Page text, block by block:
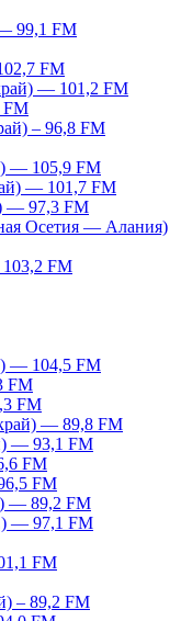
99,1 FM
FM
— 101,2 FM
FM
– 96,8 FM
— 105,9 FM
— 101,7 FM
— 97,3 FM
Осетия — Алания)
FM
— 104,5 FM
FM
FM
— 89,8 FM
— 93,1 FM
FM
FM
— 89,2 FM
— 97,1 FM
FM
– 89,2 FM